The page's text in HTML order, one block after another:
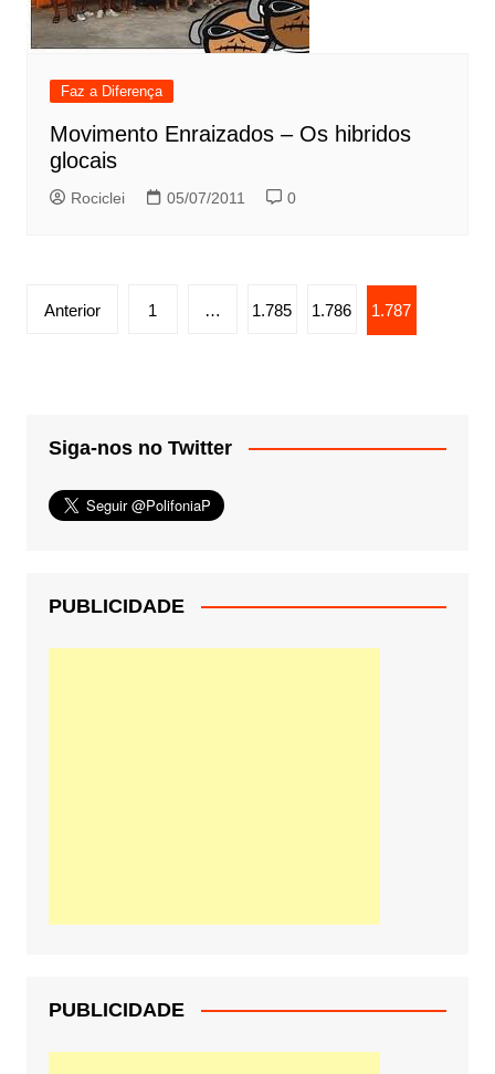
Faz a Diferença
Movimento Enraizados – Os hibridos
glocais
Rociclei 05/07/2011 0
Paginação
Anterior 1 … 1.785 1.786 1.787
Siga-nos no Twitter
PUBLICIDADE
PUBLICIDADE